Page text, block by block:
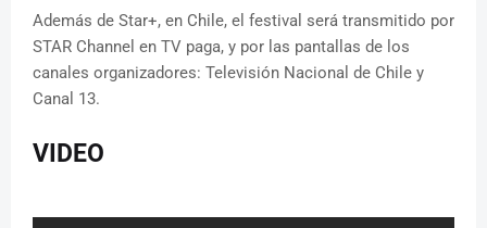
Además de Star+, en Chile, el festival será transmitido por
STAR Channel en TV paga, y por las pantallas de los
canales organizadores: Televisión Nacional de Chile y
Canal 13.
VIDEO